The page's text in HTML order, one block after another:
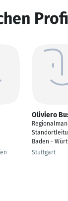
Oliviero
Baden -
Stuttgart